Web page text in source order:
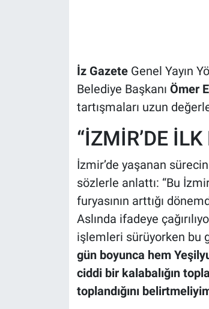
İz GazeteGenel Yayın
Belediye Başkanı Ömer
tartışmaları uzun
“İZMİR’DE
İzmir’de yaşanan
sözlerle anlattı: “Bu
furyasının arttığı
Aslında ifadeye
işlemleri sürüyorken bu
gün boyunca hem
ciddi bir kalabalığın
toplandığını